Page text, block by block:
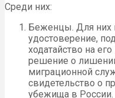
Среди них:
Беженцы. Для них
удостоверение,
ходатайство на
решение о
миграционной
свидетельство о
убежища в России.